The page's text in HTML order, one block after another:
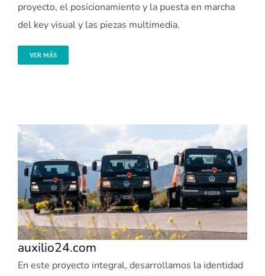
proyecto, el posicionamiento y la puesta en marcha
del key visual y las piezas multimedia.
VER MÁS
auxilio24.com
En este proyecto integral, desarrollamos la identidad